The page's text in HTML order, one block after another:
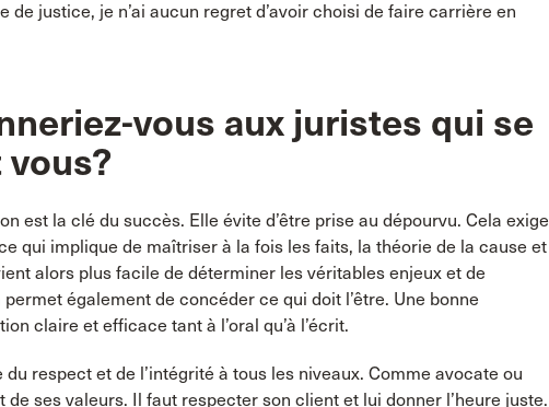
de justice, je n’ai aucun regret d’avoir choisi de faire carrière en
vous aux juristes qui se
est la clé du succès. Elle évite d’être prise au dépourvu. Cela exige
qui implique de maîtriser à la fois les faits, la théorie de la cause et
alors plus facile de déterminer les véritables enjeux et de
également de concéder ce qui doit l’être. Une bonne
claire et efficace tant à l’oral qu’à l’écrit.
respect et de l’intégrité à tous les niveaux. Comme avocate ou
ses valeurs. Il faut respecter son client et lui donner l’heure juste.